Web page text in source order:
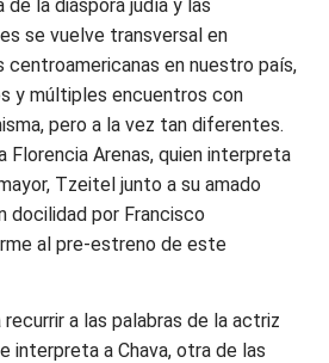
la diáspora judía y las
se vuelve transversal en
centroamericanas en nuestro país,
y múltiples encuentros con
pero a la vez tan diferentes.
Florencia Arenas, quien interpreta
Tzeitel junto a su amado
docilidad por Francisco
al pre-estreno de este
recurrir a las palabras de la actriz
interpreta a Chava, otra de las